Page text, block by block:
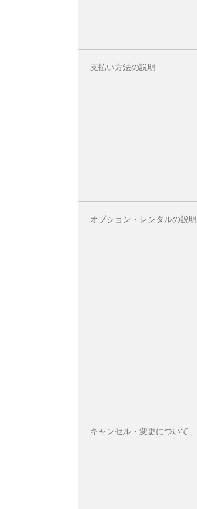
支払い方法の説明
オプション・レンタルの説明
キャンセル・変更について